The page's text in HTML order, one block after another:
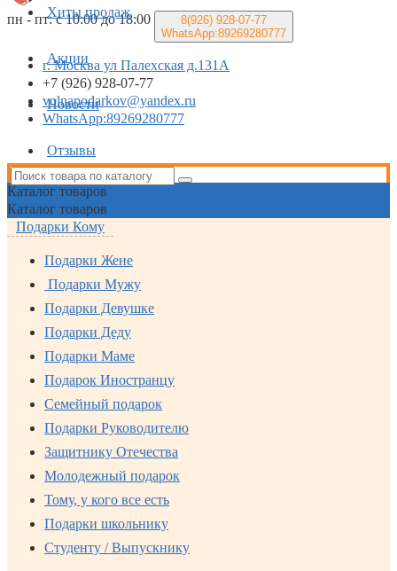
пн - пт: с 10:00 до 18:00 8(926) 928-07-77
WhatsApp:89269280777
г. Москва ул Палехская д.131А
+7 (926) 928-07-77
volnapodarkov@yandex.ru
WhatsApp:89269280777
Хиты продаж
Акции
Новости
Отзывы
Каталог товаров
Каталог товаров
Подарки Кому
Подарки Жене
Подарки Мужу
Подарки Девушке
Подарки Деду
Подарки Маме
Подарок Иностранцу
Семейный подарок
Подарки Руководителю
Защитнику Отечества
Молодежный подарок
Тому, у кого все есть
Подарки школьнику
Студенту / Выпускнику